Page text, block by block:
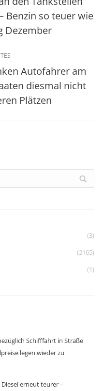
Benzin so teuer wie
Dezember
Autofahrer am
diesmal nicht
Plätzen
(3)
(2165)
(1)
Schifffahrt in Straße
legen wieder zu
erneut teurer –